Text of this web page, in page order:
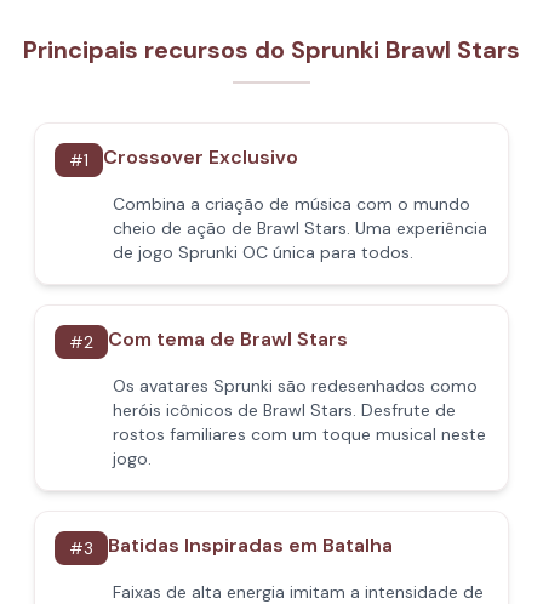
Principais recursos do Sprunki Brawl Stars
#1 Crossover Exclusivo
Combina a criação de música com o mundo
cheio de ação de Brawl Stars. Uma experiência
de jogo Sprunki OC única para todos.
#2 Com tema de Brawl Stars
Os avatares Sprunki são redesenhados como
heróis icônicos de Brawl Stars. Desfrute de
rostos familiares com um toque musical neste
jogo.
#3 Batidas Inspiradas em Batalha
Faixas de alta energia imitam a intensidade de